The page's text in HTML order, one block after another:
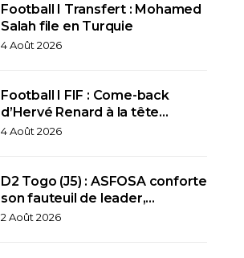
Football I Transfert : Mohamed
Salah file en Turquie
4 Août 2026
Football I FIF : Come-back
d’Hervé Renard à la tête…
4 Août 2026
D2 Togo (J5) : ASFOSA conforte
son fauteuil de leader,…
2 Août 2026